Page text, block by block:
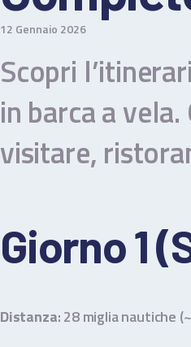
12 Gennaio 2026
Scopri
in barca a
visitare,
Giorno 1
Distanza: 28 miglia nautiche